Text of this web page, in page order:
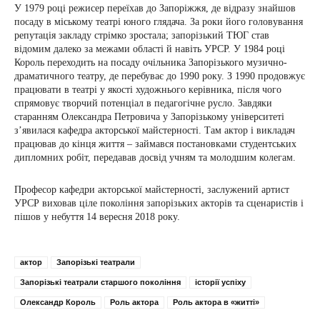
У 1979 році режисер переїхав до Запоріжжя, де відразу знайшов
посаду в міському театрі юного глядача. За роки його головування
репутація закладу стрімко зростала; запорізький ТЮГ став
відомим далеко за межами області й навіть УРСР. У 1984 році
Король переходить на посаду очільника Запорізького музично-
драматичного театру, де перебуває до 1990 року. З 1990 продовжує
працювати в театрі у якості художнього керівника, після чого
спрямовує творчий потенціал в педагогічне русло. Завдяки
старанням Олександра Петровича у Запорізькому університеті
з’явилася кафедра акторської майстерності. Там актор і викладач
працював до кінця життя – займався постановками студентських
дипломних робіт, передавав досвід учням та молодшим колегам.
Професор кафедри акторської майстерності, заслужений артист
УРСР виховав ціле покоління запорізьких акторів та сценаристів і
пішов у небуття 14 вересня 2018 року.
актор Запорізькі театрали
Запорізькі театрали старшого покоління історії успіху
Олександр Король Роль актора Роль актора в «житті»